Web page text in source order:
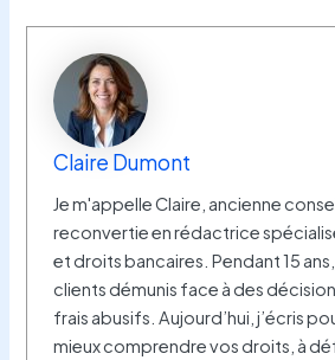
Claire Dumont
Je m'appelle Claire, ancienne
reconvertie en rédactrice
et droits bancaires. Pendant 15
clients démunis face à des
frais abusifs. Aujourd’hui, j’écris
mieux comprendre vos droits, à